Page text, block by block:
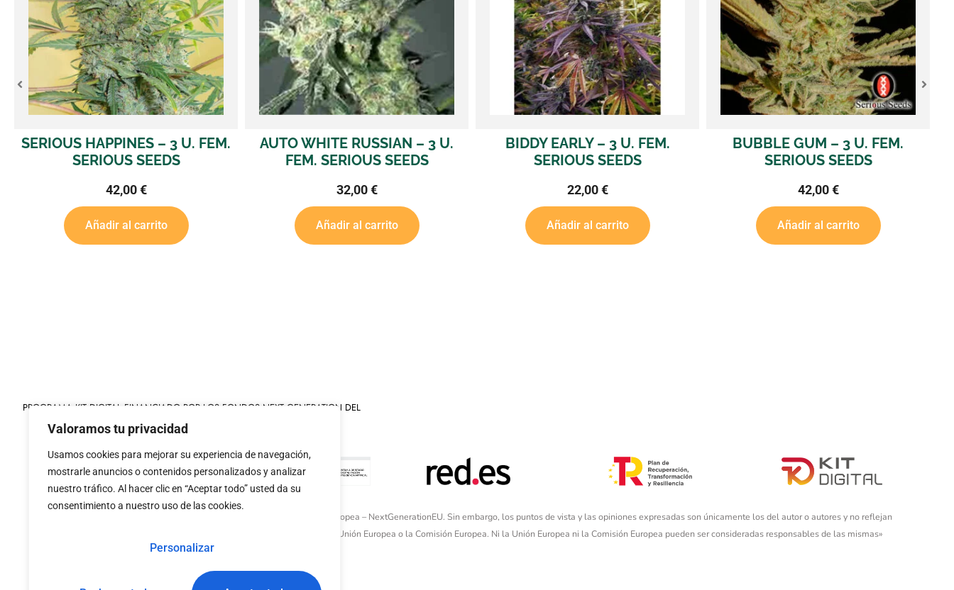
Valoramos tu privacidad
Usamos cookies para mejorar su experiencia de navegación,
mostrarle anuncios o contenidos personalizados y analizar
nuestro tráfico. Al hacer clic en “Aceptar todo” usted da su
consentimiento a nuestro uso de las cookies.
Personalizar
AUTO WHITE RUSSIAN – 3 U.
FEM. SERIOUS SEEDS
32,00
Añadir al carrito
BIDDY EARLY – 3 U. FEM.
SERIOUS SEEDS
22,00
Añadir al carrito
BUBBLE GUM – 3 U. FEM.
SERIOUS SEEDS
42,00
Añadir al carrito
CHRONIC – 3 U. FEM. SERIOUS
SEEDS
42,00
Añadir al carrito
PROGRAMA KIT DIGITAL FINANCIADO POR LOS FONDOS NEXT GENERATION DEL
MECANISMO DE RECUPERACIÓN Y RESILIENCIA
«financiado por la
«Financiado por la Unión Europea – NextGenerationEU. Sin embargo, los puntos de vista y las opiniones expresadas son únicamente los del autor o autores y no reflejan
necesariamente los de la Unión Europea o la Comisión Europea. Ni la Unión Europea ni la Comisión Europea pueden ser consideradas responsables de las mismas»